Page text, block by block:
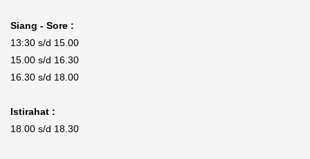
Siang - Sore :
13:30 s/d 15.00
15.00 s/d 16.30
16.30 s/d 18.00
Istirahat :
18.00 s/d 18.30